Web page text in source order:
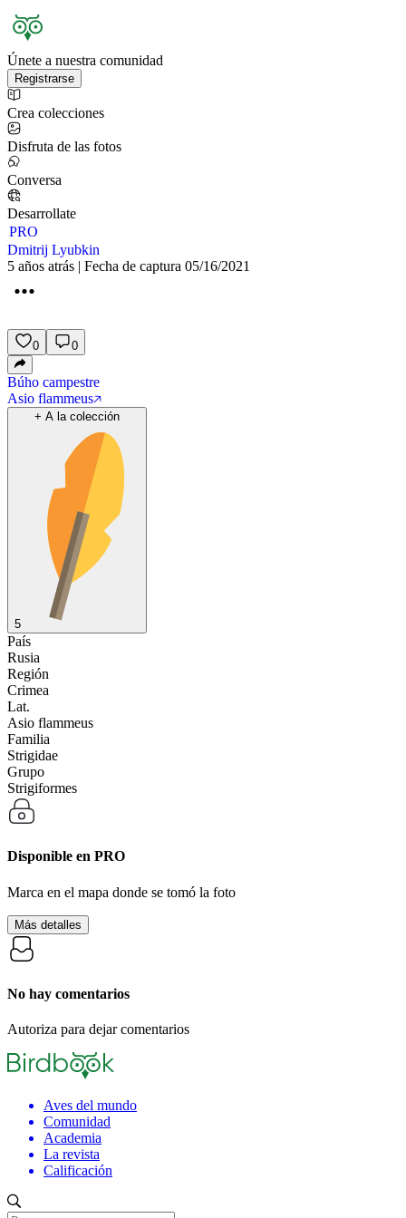
Únete a nuestra comunidad
Registrarse
Crea colecciones
Disfruta de las fotos
Conversa
Desarrollate
PRO
Dmitrij Lyubkin
5 años atrás | Fecha de captura 05/16/2021
0 0
Búho campestre
Asio flammeus
+ A la colección
5
País
Rusia
Región
Crimea
Lat.
Asio flammeus
Familia
Strigidae
Grupo
Strigiformes
Disponible en PRO
Marca en el mapa donde se tomó la foto
Más detalles
No hay comentarios
Autoriza para dejar comentarios
Aves del mundo
Comunidad
Academia
La revista
Calificación